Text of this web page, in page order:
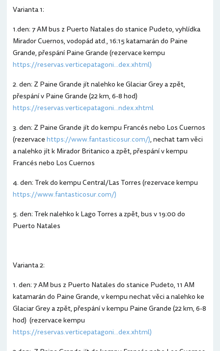
Varianta 1:
1.den: 7 AM bus z Puerto Natales do stanice Pudeto, vyhlídka
Mirador Cuernos, vodopád atd., 16:15 katamarán do Paine
Grande, přespání Paine Grande (rezervace kempu
https://reservas.verticepatagoni...dex.xhtml)
2. den: Z Paine Grande jít nalehko ke Glaciar Grey a zpět,
přespání v Paine Grande (22 km, 6-8 hod)
https://reservas.verticepatagoni...ndex.xhtml
3. den: Z Paine Grande jít do kempu Francés nebo Los Cuernos
(rezervacehttps://www.fantasticosur.com/), nechat tam věci
a nalehko jít k Mirador Britanico a zpět, přespání v kempu
Francés nebo Los Cuernos
4. den: Trek do kempu Central/Las Torres (rezervace kempu
https://www.fantasticosur.com/)
5. den: Trek nalehko k Lago Torres a zpět, bus v 19:00 do
Puerto Natales
Varianta 2:
1. den: 7 AM bus z Puerto Natales do stanice Pudeto, 11 AM
katamarán do Paine Grande, v kempu nechat věci a nalehko ke
Glaciar Grey a zpět, přespání v kempu Paine Grande (22 km, 6-8
hod) (rezervace kempu
https://reservas.verticepatagoni...dex.xhtml)